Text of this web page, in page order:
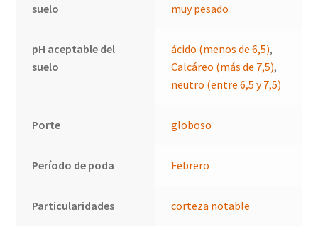
suelo
muy pesado
pH aceptable del
suelo
ácido (menos de 6,5),
Calcáreo (más de 7,5),
neutro (entre 6,5 y 7,5)
Porte globoso
Período de poda Febrero
Particularidades corteza notable